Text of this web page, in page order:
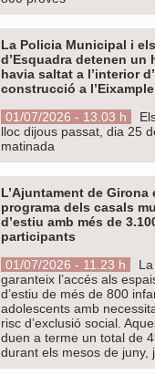
La Policia Municipal i
d’Esquadra detenen un
havia saltat a l’interior
construcció a l’Eixample
01/07/2026 - 13.03 h
lloc dijous passat, dia 25
matinada
L’Ajuntament de Girona
programa dels casals
d’estiu amb més de
participants
01/07/2026 - 11.23 h
garanteix l’accés als
d’estiu de més de 800
adolescents amb
risc d’exclusió social.
duen a terme un total de
durant els mesos de juny,